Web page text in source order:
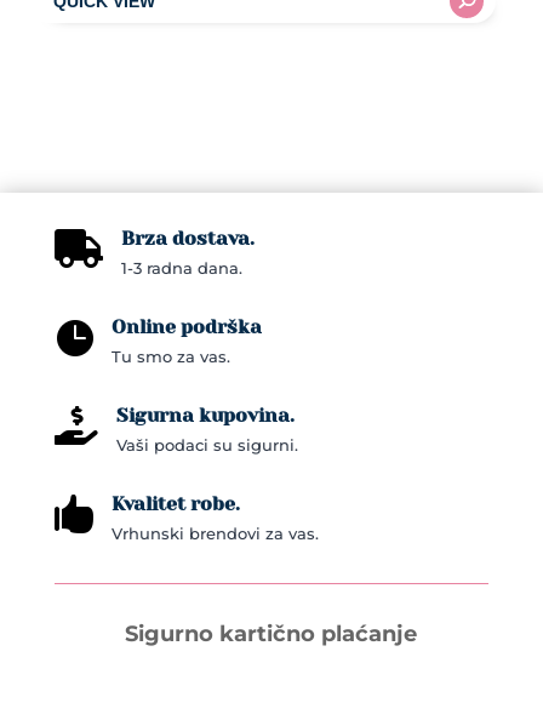
 Brza dostava.
1-3 radna dana.
 Online podrška
Tu smo za vas.
 Sigurna kupovina.
Vaši podaci su sigurni.
 Kvalitet robe.
Vrhunski brendovi za vas.
Sigurno kartično plaćanje